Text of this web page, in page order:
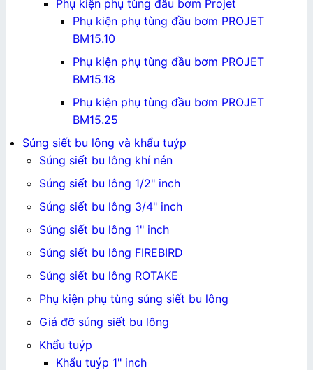
Phụ kiện phụ tùng đầu bơm Projet
Phụ kiện phụ tùng đầu bơm PROJET
BM15.10
Phụ kiện phụ tùng đầu bơm PROJET
BM15.18
Phụ kiện phụ tùng đầu bơm PROJET
BM15.25
Súng siết bu lông và khẩu tuýp
Súng siết bu lông khí nén
Súng siết bu lông 1/2" inch
Súng siết bu lông 3/4" inch
Súng siết bu lông 1" inch
Súng siết bu lông FIREBIRD
Súng siết bu lông ROTAKE
Phụ kiện phụ tùng súng siết bu lông
Giá đỡ súng siết bu lông
Khẩu tuýp
Khẩu tuýp 1" inch